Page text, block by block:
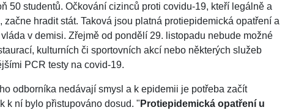
50 studentů. Očkování cizinců proti covidu-19, kteří legálně a
hradit stát. Taková jsou platná protiepidemická opatření a
v demisi. Zřejmě od pondělí 29. listopadu nebude možné
kulturních či sportovních akcí nebo některých služeb
PCR testy na covid-19.
odborníka nedávají smysl a k epidemii je potřeba začít
k ní bylo přistupováno dosud. " Protiepidemická opatření u